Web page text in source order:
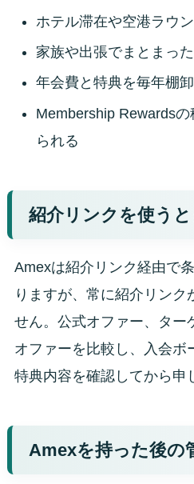
ホテル滞在や空港ラウ
家族や出張でまとまっ
年会費と特典を毎年棚
Membership Rewards
られる
紹介リンクを使う
Amexは紹介リンク経由で
りますが、常に紹介リンク
せん。公式オファー、ター
オファーを比較し、入会ボ
特典内容を確認してから申
Amexを持った後の